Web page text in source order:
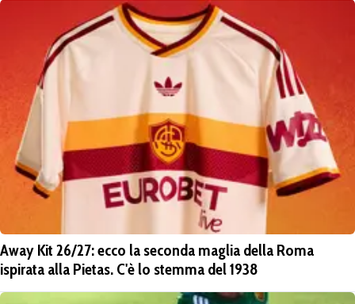
Away Kit 26/27: ecco la seconda maglia della Roma
ispirata alla Pietas. C'è lo stemma del 1938